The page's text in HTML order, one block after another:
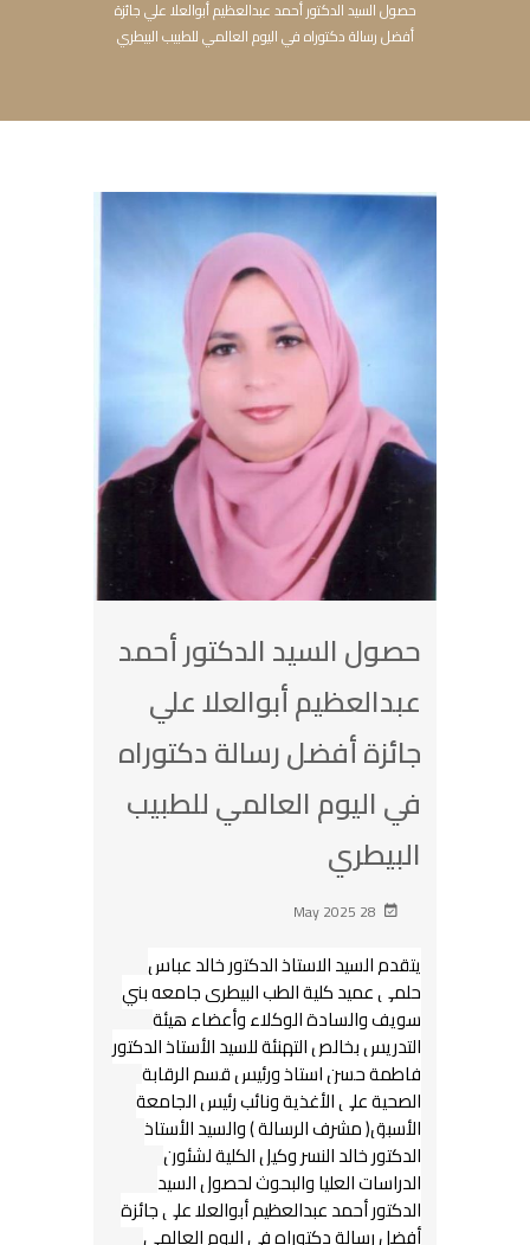
حصول السيد الدكتور أحمد عبدالعظيم أبوالعلا علي جائزة
أفضل رسالة دكتوراه في اليوم العالمي للطبيب البيطري
حصول السيد الدكتور أحمد
عبدالعظيم أبوالعلا علي
جائزة أفضل رسالة دكتوراه
في اليوم العالمي للطبيب
البيطري
28 May 2025
يتقدم السيد الاستاذ الدكتور خالد عباس
حلمي عميد كلية الطب البيطري جامعه بني
سويف والسادة الوكلاء وأعضاء هيئة
التدريس بخالص التهنئة للسيد الأستاذ الدكتور
فاطمة حسن استاذ ورئيس قسم الرقابة
الصحية علي الأغذية ونائب رئيس الجامعة
الأسبق( مشرف الرسالة ) والسيد الأستاذ
الدكتور خالد النسر وكيل الكلية لشئون
الدراسات العليا والبحوث لحصول السيد
الدكتور أحمد عبدالعظيم أبوالعلا علي جائزة
أفضل رسالة دكتوراه في اليوم العالمي